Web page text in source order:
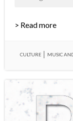
> Read more
CULTURE MUSIC